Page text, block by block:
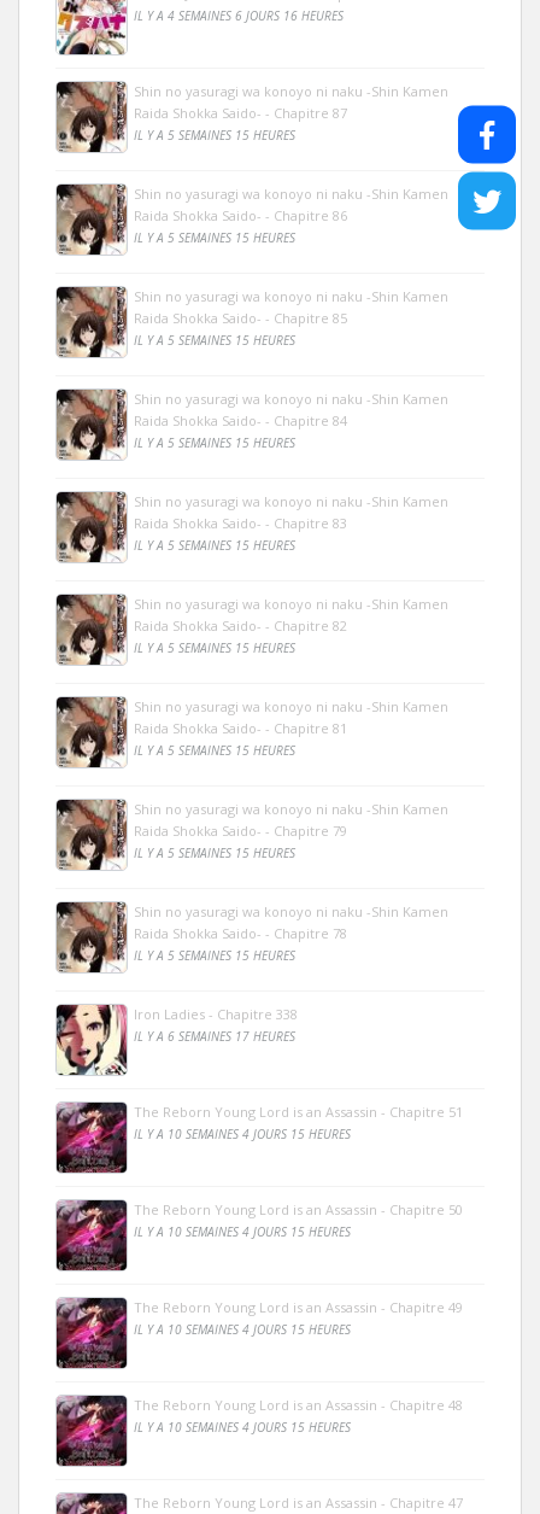
IL Y A 4 SEMAINES 6 JOURS 16 HEURES
Shin no yasuragi wa konoyo ni naku -Shin Kamen
Raida Shokka Saido- - Chapitre 87
IL Y A 5 SEMAINES 15 HEURES
Shin no yasuragi wa konoyo ni naku -Shin Kamen
Raida Shokka Saido- - Chapitre 86
IL Y A 5 SEMAINES 15 HEURES
Shin no yasuragi wa konoyo ni naku -Shin Kamen
Raida Shokka Saido- - Chapitre 85
IL Y A 5 SEMAINES 15 HEURES
Shin no yasuragi wa konoyo ni naku -Shin Kamen
Raida Shokka Saido- - Chapitre 84
IL Y A 5 SEMAINES 15 HEURES
Shin no yasuragi wa konoyo ni naku -Shin Kamen
Raida Shokka Saido- - Chapitre 83
IL Y A 5 SEMAINES 15 HEURES
Shin no yasuragi wa konoyo ni naku -Shin Kamen
Raida Shokka Saido- - Chapitre 82
IL Y A 5 SEMAINES 15 HEURES
Shin no yasuragi wa konoyo ni naku -Shin Kamen
Raida Shokka Saido- - Chapitre 81
IL Y A 5 SEMAINES 15 HEURES
Shin no yasuragi wa konoyo ni naku -Shin Kamen
Raida Shokka Saido- - Chapitre 79
IL Y A 5 SEMAINES 15 HEURES
Shin no yasuragi wa konoyo ni naku -Shin Kamen
Raida Shokka Saido- - Chapitre 78
IL Y A 5 SEMAINES 15 HEURES
Iron Ladies - Chapitre 338
IL Y A 6 SEMAINES 17 HEURES
The Reborn Young Lord is an Assassin - Chapitre 51
IL Y A 10 SEMAINES 4 JOURS 15 HEURES
The Reborn Young Lord is an Assassin - Chapitre 50
IL Y A 10 SEMAINES 4 JOURS 15 HEURES
The Reborn Young Lord is an Assassin - Chapitre 49
IL Y A 10 SEMAINES 4 JOURS 15 HEURES
The Reborn Young Lord is an Assassin - Chapitre 48
IL Y A 10 SEMAINES 4 JOURS 15 HEURES
The Reborn Young Lord is an Assassin - Chapitre 47